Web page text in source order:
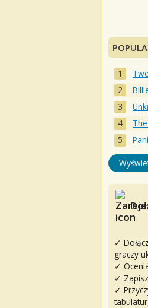
✓
graczy
✓
✓
✓